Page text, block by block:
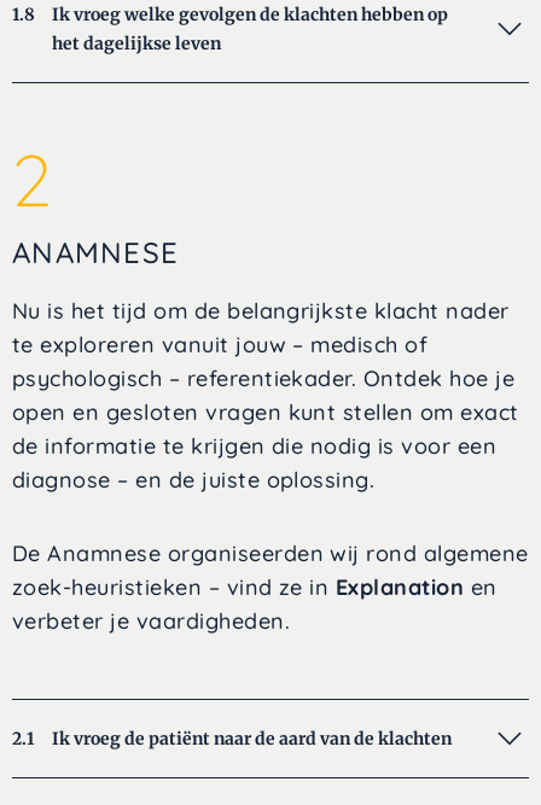
1.8
Ik vroeg welke gevolgen de klachten hebben op
het dagelijkse leven
2
ANAMNESE
Nu is het tijd om de belangrijkste klacht nader
te exploreren vanuit jouw – medisch of
psychologisch – referentiekader. Ontdek hoe je
open en gesloten vragen kunt stellen om exact
de informatie te krijgen die nodig is voor een
diagnose – en de juiste oplossing.
De Anamnese organiseerden wij rond algemene
zoek-heuristieken – vind ze in Explanation en
verbeter je vaardigheden.
2.1 Ik vroeg de patiënt naar de aard van de klachten